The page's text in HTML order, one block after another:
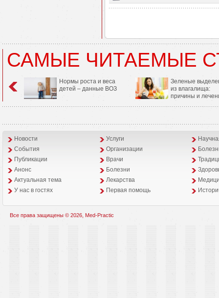
САМЫЕ ЧИТАЕМЫЕ
Нормы роста и веса
детей – данные ВОЗ
Зеленые
из влагалища:
причины и
Новости Услуги
События
Организации
Публикации
Врачи
Анонс
Болезни
Aктуальная тема
Лекарства
У нас в гостях
Первая помощь
Все права защищены © 2026, Med-Practic